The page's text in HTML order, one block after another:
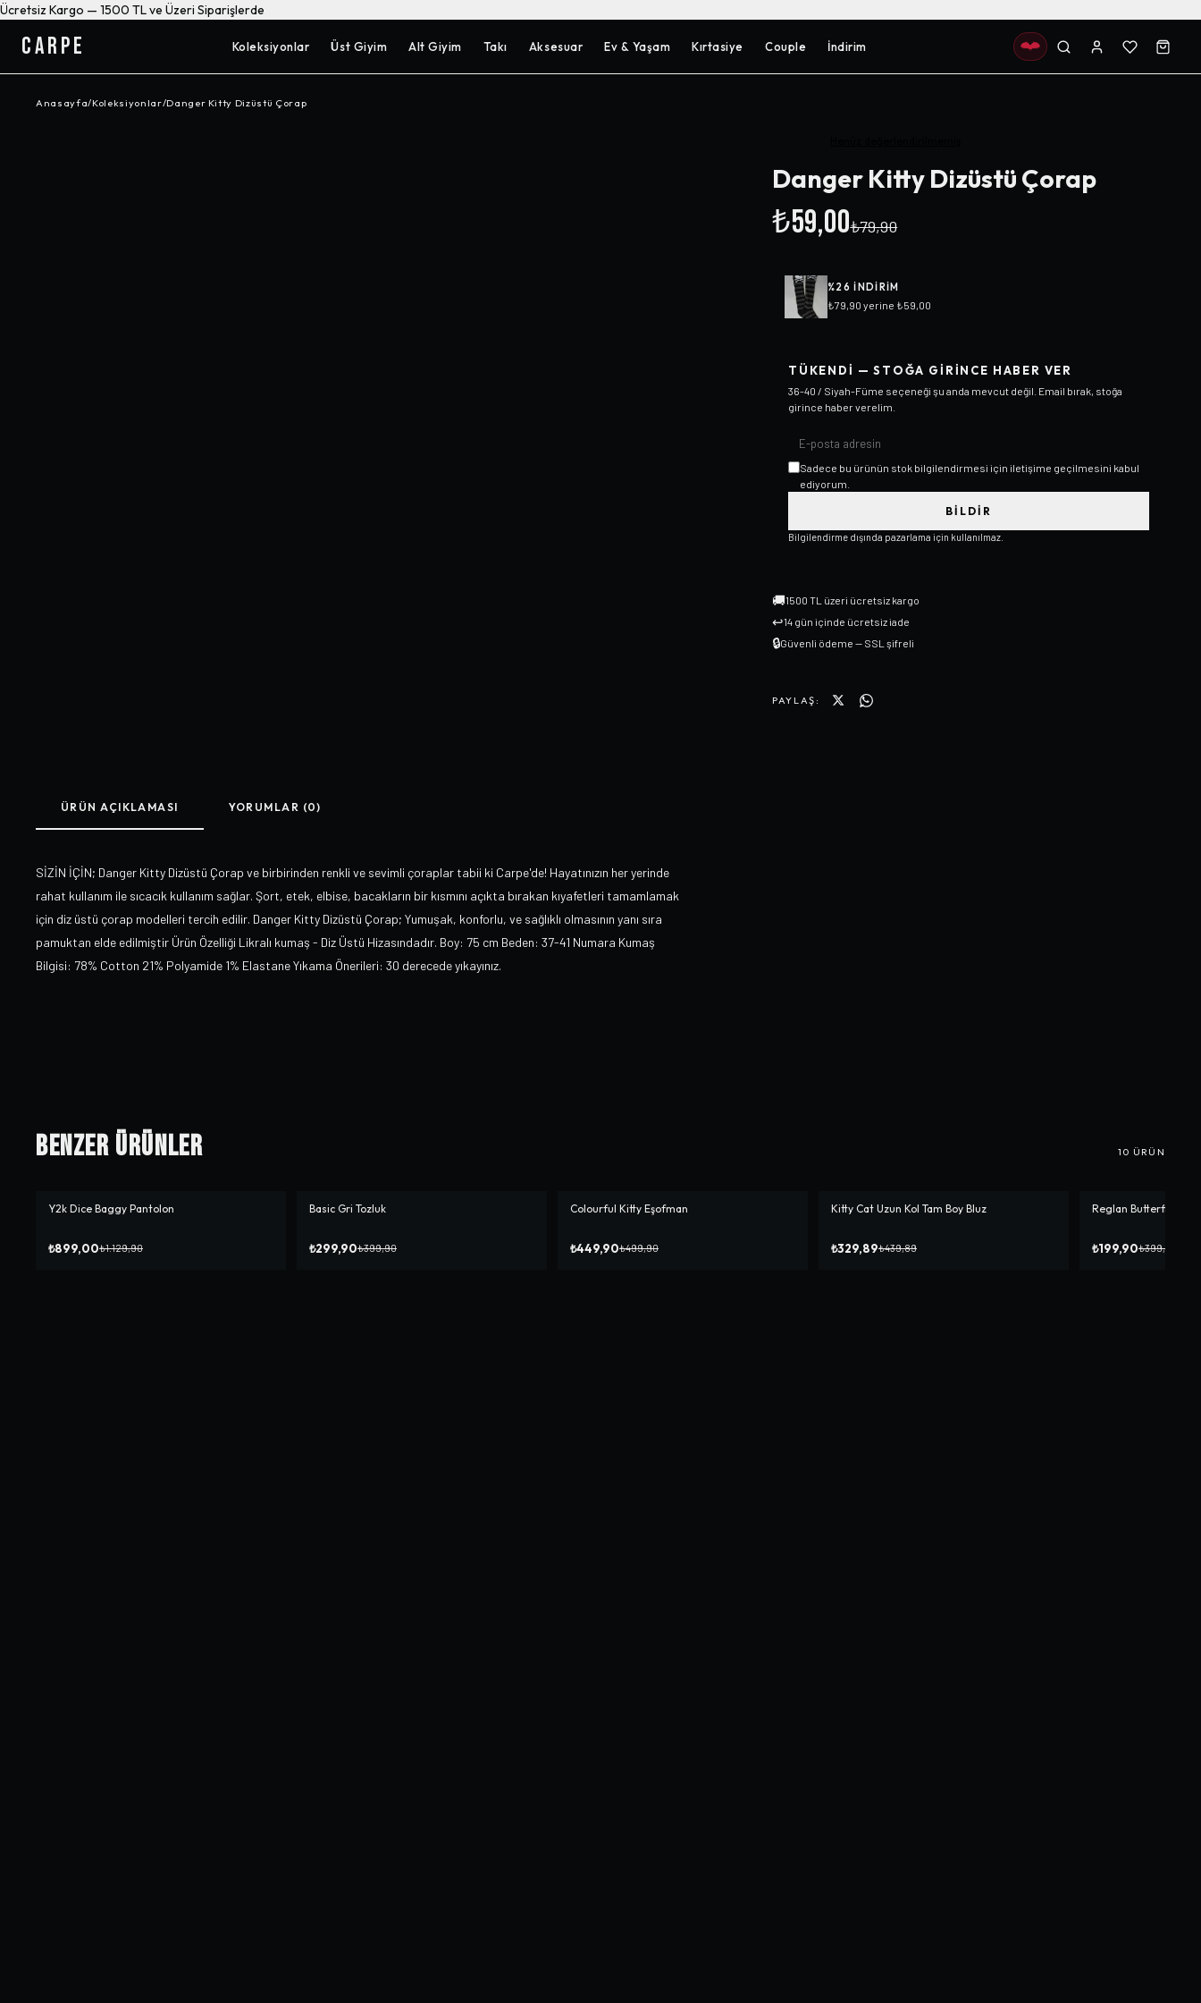
Ücretsiz Kargo — 1500 TL ve Üzeri Siparişlerde
CARPE Koleksiyonlar Üst Giyim Alt Giyim Takı Aksesuar Ev & Yaşam Kırtasiye Couple İndirim
Anasayfa/Koleksiyonlar/Danger Kitty Dizüstü Çorap
Danger Kitty Dizüstü Çorap
₺59,00₺79,90
%26 INDIRIM
₺79,90 yerine ₺59,00
TÜKENDI — STOĞA GIRINCE HABER VER
36-40 / Siyah-Füme seçeneği şu anda mevcut değil. Email bırak, stoğa
girince haber verelim.
Sadece bu ürünün stok bilgilendirmesi için iletişime geçilmesini kabul
ediyorum.
BILDIR
Bilgilendirme dışında pazarlama için kullanılmaz.
🚚1500 TL üzeri ücretsiz kargo
↩14 gün içinde ücretsiz iade
🔒Güvenli ödeme — SSL şifreli
PAYLAŞ:
ÜRÜN AÇIKLAMASI YORUMLAR (0)
SİZİN İÇİN; Danger Kitty Dizüstü Çorap ve birbirinden renkli ve sevimli çoraplar tabii ki Carpe'de! Hayatınızın her yerinde
rahat kullanım ile sıcacık kullanım sağlar. Şort, etek, elbise, bacakların bir kısmını açıkta bırakan kıyafetleri tamamlamak
için diz üstü çorap modelleri tercih edilir. Danger Kitty Dizüstü Çorap; Yumuşak, konforlu, ve sağlıklı olmasının yanı sıra
pamuktan elde edilmiştir Ürün Özelliği Likralı kumaş - Diz Üstü Hizasındadır. Boy: 75 cm Beden: 37-41 Numara Kumaş
Bilgisi: 78% Cotton 21% Polyamide 1% Elastane Yıkama Önerileri: 30 derecede yıkayınız.
Benzer Ürünler 10 ÜRÜN
-%20
Y2k Dice Baggy Pantolon
₺899,00₺1.129,90
-%25
Basic Gri Tozluk
₺299,90₺399,90
-% 10
Colourful Kitty Eşofman
₺449,90₺499,90
-%25
Kitty Cat Uzun Kol Tam Boy Bluz
₺329,89₺439,89
-%50
Reglan Butterfly Crop
₺199,90₺399,90